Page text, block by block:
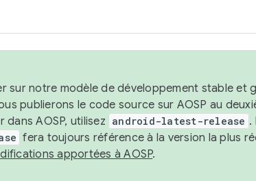
sur notre modèle de développement stable et
publierons le code source sur AOSP au
AOSP, utilisez android-latest-release .
fera toujours référence à la version la plus
apportées à AOSP.